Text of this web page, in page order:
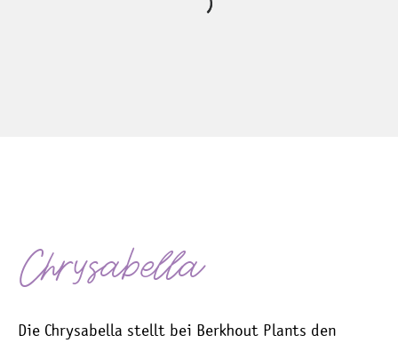
Chrysabella
Die Chrysabella stellt bei Berkhout Plants den